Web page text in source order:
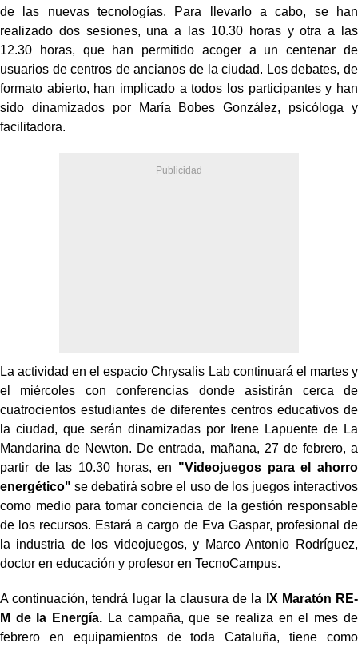
de las nuevas tecnologías. Para llevarlo a cabo, se han
realizado dos sesiones, una a las 10.30 horas y otra a las
12.30 horas, que han permitido acoger a un centenar de
usuarios de centros de ancianos de la ciudad. Los debates, de
formato abierto, han implicado a todos los participantes y han
sido dinamizados por María Bobes González, psicóloga y
facilitadora.
La actividad en el espacio Chrysalis Lab continuará el martes y
el miércoles con conferencias donde asistirán cerca de
cuatrocientos estudiantes de diferentes centros educativos de
la ciudad, que serán dinamizadas por Irene Lapuente de La
Mandarina de Newton. De entrada, mañana, 27 de febrero, a
partir de las 10.30 horas, en "Videojuegos para el ahorro
energético"se debatirá sobre el uso de los juegos interactivos
como medio para tomar conciencia de la gestión responsable
de los recursos. Estará a cargo de Eva Gaspar, profesional de
la industria de los videojuegos, y Marco Antonio Rodríguez,
doctor en educación y profesor en TecnoCampus.
A continuación, tendrá lugar la clausura de la
IX Maratón RE-
M de la Energía. La campaña, que se realiza en el mes de
febrero en equipamientos de toda Cataluña, tiene como